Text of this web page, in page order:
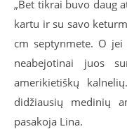
„Bet tikrai buvo daug
kartu ir su savo
cm septynmete. O jei
neabejotinai juos
amerikietiškų
didžiausių medinių
pasakoja Lina.